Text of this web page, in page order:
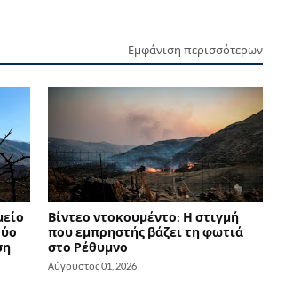
Εμφάνιση περισσότερων
Βίντεο ντοκουμέντο: Η στιγμή
που εμπρηστής βάζει τη φωτιά
στο Ρέθυμνο
Αύγουστος 01, 2026